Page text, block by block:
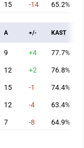
15 -14 65.2%
A +/- KAST
9 +4 77.7%
12 +2 76.8%
15 -1 74.4%
12 -4 63.4%
7 -8 64.9%